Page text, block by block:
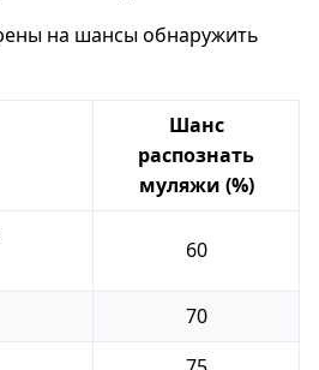
на шансы обнаружить
Шанс
распознать
муляжи (%)
60
70